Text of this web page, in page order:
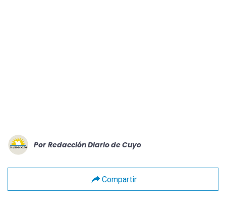
Por Redacción Diario de Cuyo
Compartir